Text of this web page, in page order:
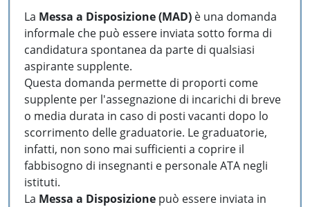
La Messa a Disposizione (MAD) è una domanda
informale che può essere inviata sotto forma di
candidatura spontanea da parte di qualsiasi
aspirante supplente.
Questa domanda permette di proporti come
supplente per l'assegnazione di incarichi di breve
o media durata in caso di posti vacanti dopo lo
scorrimento delle graduatorie. Le graduatorie,
infatti, non sono mai sufficienti a coprire il
fabbisogno di insegnanti e personale ATA negli
istituti.
La Messa a Disposizione può essere inviata in